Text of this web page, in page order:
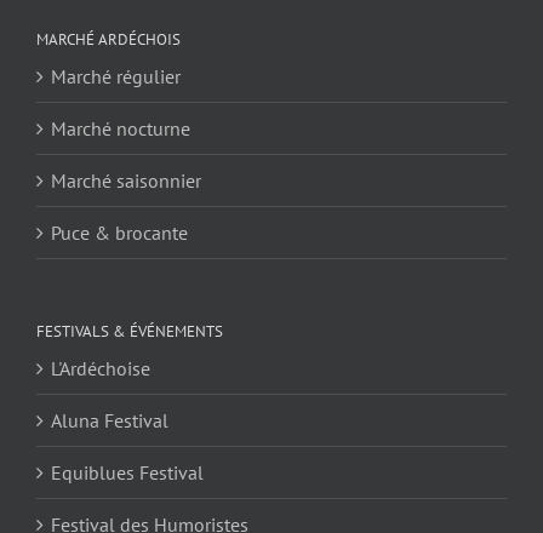
MARCHÉ ARDÉCHOIS
Marché régulier
Marché nocturne
Marché saisonnier
Puce & brocante
FESTIVALS & ÉVÉNEMENTS
L'Ardéchoise
Aluna Festival
Equiblues Festival
Festival des Humoristes